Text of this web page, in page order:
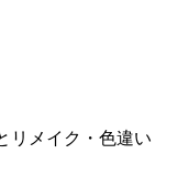
リメイク・色違い